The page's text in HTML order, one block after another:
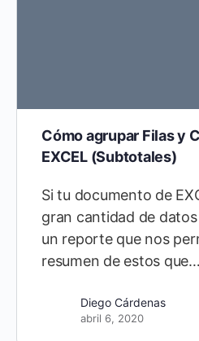
Cómo agrupar Filas y
EXCEL (Subtotales)
Si tu documento de
gran cantidad de
un reporte que nos
resumen de estos que…
Diego Cárdenas
abril 6, 2020